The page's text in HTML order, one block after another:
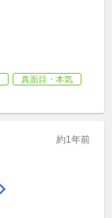
真面目・本気
約1年前